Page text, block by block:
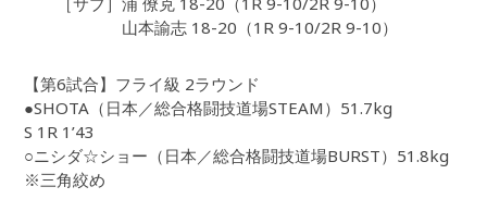
山本諭志 18-20（1R 9-10/2R 9-10）
【第6試合】フライ級 2ラウンド
●SHOTA（日本／総合格闘技道場STEAM）51.7kg
S 1R 1’43
○ニシダ☆ショー（日本／総合格闘技道場BURST）51.8kg
※三角絞め